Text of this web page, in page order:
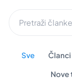
Sve Članci
Nove